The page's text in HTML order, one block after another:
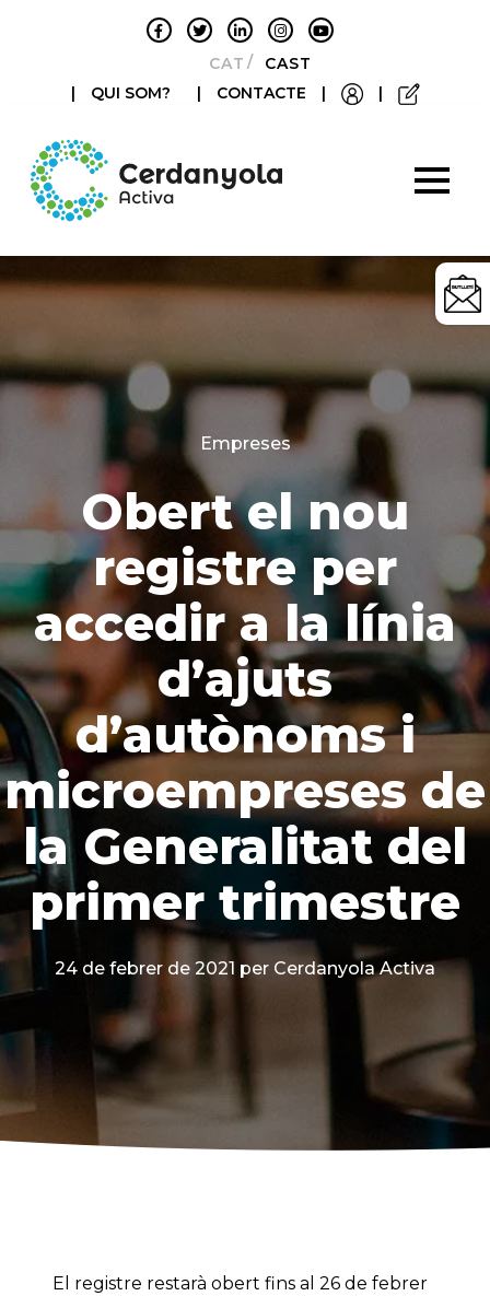
CATALÀCASTELLANO
|
QUI SOM? | CONTACTE | |
Categories
Empreses
Obert el nou
registre per
accedir a la línia
d’ajuts
d’autònoms i
microempreses de
la Generalitat del
primer trimestre
24 de febrer de 2021 per Cerdanyola Activa
El registre restarà obert fins al 26 de febrer